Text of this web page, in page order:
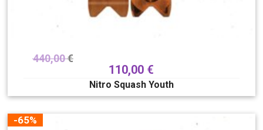
440,00€
110,00 €
Nitro Squash Youth
-65%